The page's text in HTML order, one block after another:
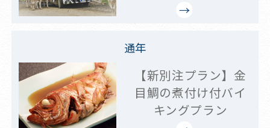
通年
【新別注プラン】金
目鯛の煮付け付バイ
キングプラン